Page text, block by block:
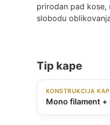
prirodan pad kose,
slobodu
Tip kape
KONSTRUKCIJA
Mono filament